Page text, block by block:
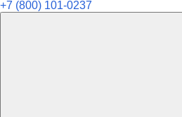
+7 (800) 101-0237